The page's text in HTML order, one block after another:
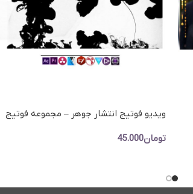
ویدیو فوتیج انتشار جوهر – مجموعه فوتیج
تومان45.000